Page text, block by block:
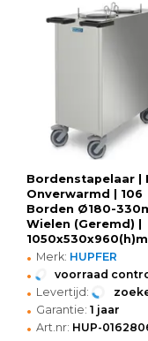
Bordenstapelaar |
Onverwarmd | 106
Borden Ø180-
Wielen (Geremd) |
• Merk: HUPFER
• voorraad
• Levertijd:
• Garantie: 1 jaar
• Art.nr: HUP-